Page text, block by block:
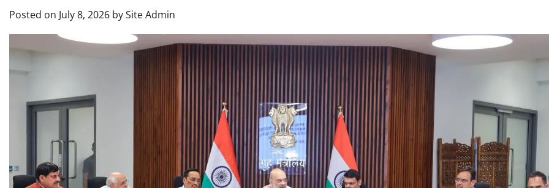
Posted on July 8, 2026 bySite Admin